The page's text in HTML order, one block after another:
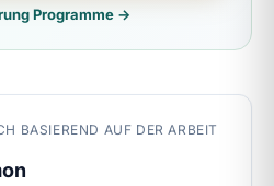
Programme →
BASIEREND AUF DER ARBEIT